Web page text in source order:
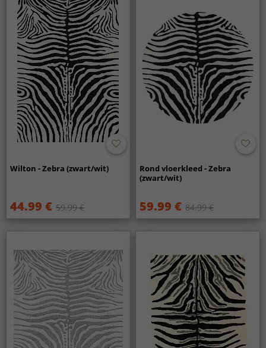
Wilton - Zebra (zwart/wit)
44.99 € 59.99 €
Rond vloerkleed - Zebra
(zwart/wit)
59.99 € 84.99 €